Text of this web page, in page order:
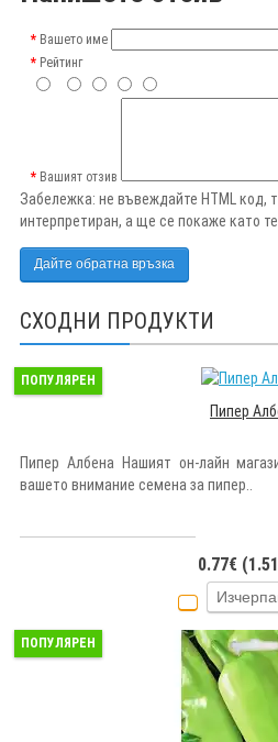
Вашето име
Рейтинг
Вашият отзив
Забележка: не въвеждайте HTML код,
интерпретиран, а ще се покаже като
Дайте обратна връзка
СХОДНИ ПРОДУКТИ
ПОПУЛЯРЕН
Пипер
Пипер Албена Нашият он-лайн
вашето внимание семена за пипер..
0.77€
ПОПУЛЯРЕН